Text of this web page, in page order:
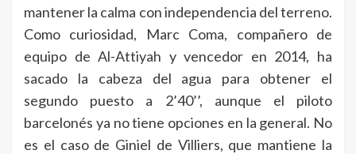
mantener la calma con independencia del terreno.
Como curiosidad, Marc Coma, compañero de
equipo de Al-Attiyah y vencedor en 2014, ha
sacado la cabeza del agua para obtener el
segundo puesto a 2’40’’, aunque el piloto
barcelonés ya no tiene opciones en la general. No
es el caso de Giniel de Villiers, que mantiene la